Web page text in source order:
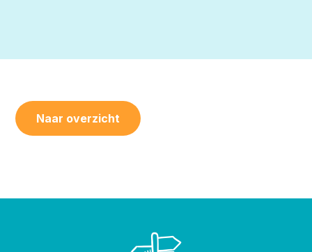
Naar overzicht